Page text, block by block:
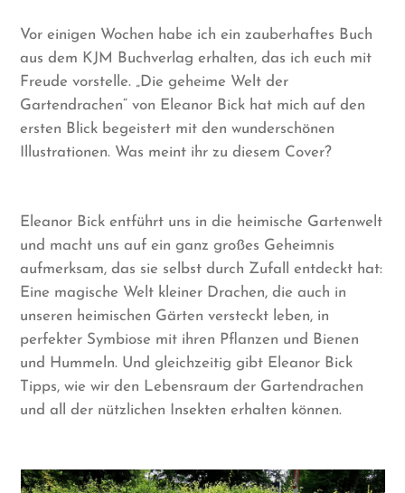
Vor einigen Wochen habe ich ein zauberhaftes Buch
aus dem KJM Buchverlag erhalten, das ich euch mit
Freude vorstelle. „Die geheime Welt der
Gartendrachen“ von Eleanor Bick hat mich auf den
ersten Blick begeistert mit den wunderschönen
Illustrationen. Was meint ihr zu diesem Cover?
Eleanor Bick entführt uns in die heimische Gartenwelt
und macht uns auf ein ganz großes Geheimnis
aufmerksam, das sie selbst durch Zufall entdeckt hat:
Eine magische Welt kleiner Drachen, die auch in
unseren heimischen Gärten versteckt leben, in
perfekter Symbiose mit ihren Pflanzen und Bienen
und Hummeln. Und gleichzeitig gibt Eleanor Bick
Tipps, wie wir den Lebensraum der Gartendrachen
und all der nützlichen Insekten erhalten können.